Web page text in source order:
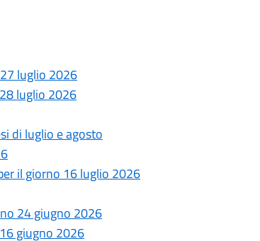
luglio 2026
luglio 2026
di luglio e agosto
il giorno 16 luglio 2026
24 giugno 2026
giugno 2026